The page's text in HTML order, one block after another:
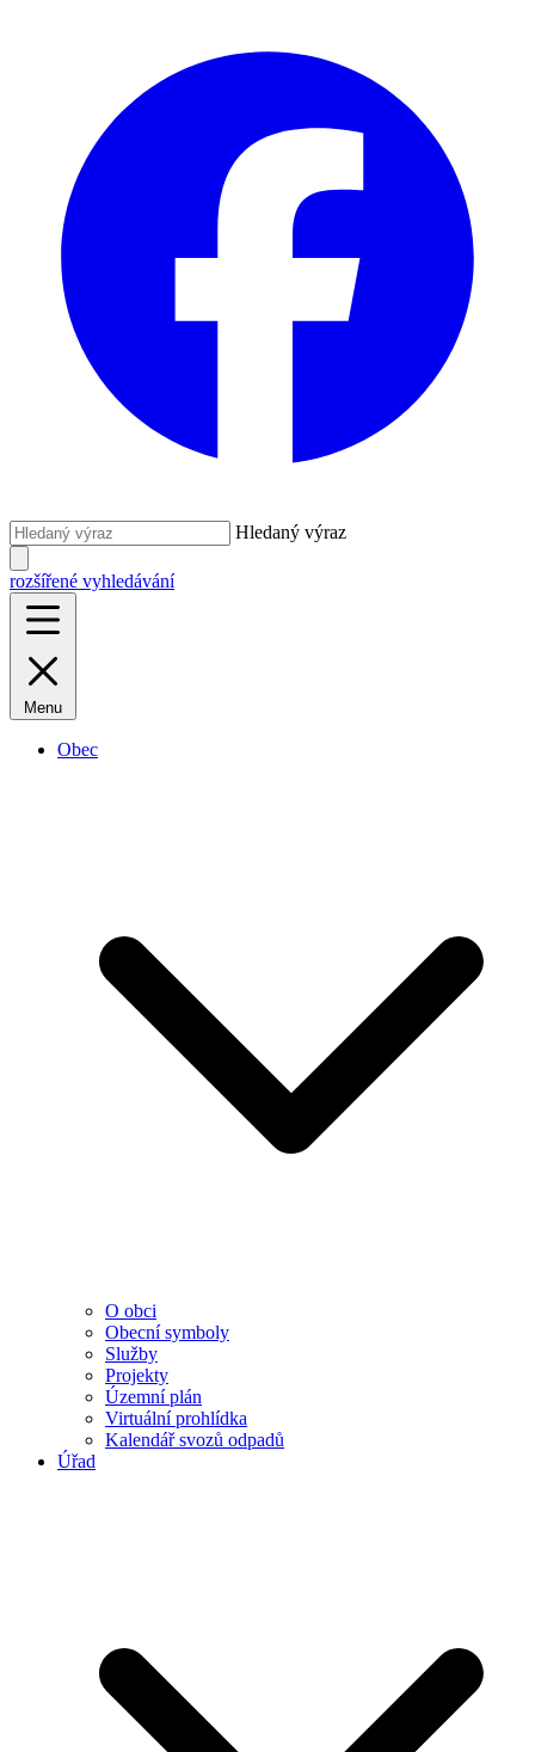
Hledaný výraz
rozšířené vyhledávání
Menu
Obec
O obci
Obecní symboly
Služby
Projekty
Územní plán
Virtuální prohlídka
Kalendář svozů odpadů
Úřad